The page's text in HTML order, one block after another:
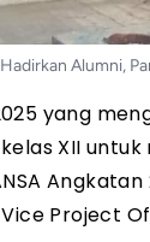
Alumni,
yang
XII
Project